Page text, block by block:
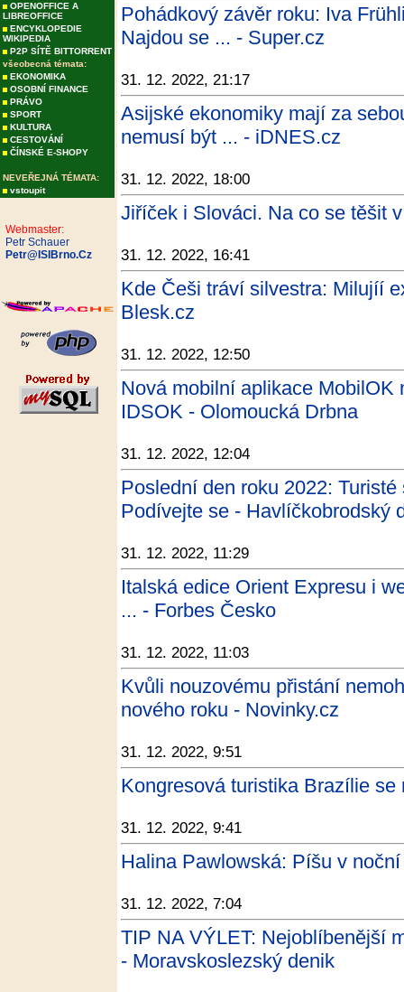
OPENOFFICE A
LIBREOFFICE
ENCYKLOPEDIE
WIKIPEDIA
P2P SÍTĚ BITTORRENT
všeobecná témata:
EKONOMIKA
OSOBNÍ FINANCE
PRÁVO
SPORT
KULTURA
CESTOVÁNÍ
ČÍNSKÉ E-SHOPY
NEVEŘEJNÁ TÉMATA:
vstoupit
Webmaster:
Petr Schauer
Petr@ISIBrno.Cz
Pohádkový závěr roku: Iva
Najdou se ... - Super.cz
31. 12. 2022, 21:17
Asijské ekonomiky mají za
nemusí být ... - iDNES.cz
31. 12. 2022, 18:00
Jiříček i Slováci. Na co se těšit
31. 12. 2022, 16:41
Kde Češi tráví silvestra: Milujíí
Blesk.cz
31. 12. 2022, 12:50
Nová mobilní aplikace
IDSOK - Olomoucká Drbna
31. 12. 2022, 12:04
Poslední den roku 2022:
Podívejte se - Havlíčkobrodský
31. 12. 2022, 11:29
Italská edice Orient Expresu i
... - Forbes Česko
31. 12. 2022, 11:03
Kvůli nouzovému přistání
nového roku - Novinky.cz
31. 12. 2022, 9:51
Kongresová turistika Brazílie
31. 12. 2022, 9:41
Halina Pawlowská: Píšu v
31. 12. 2022, 7:04
TIP NA VÝLET: Nejoblíbenější
- Moravskoslezský denik